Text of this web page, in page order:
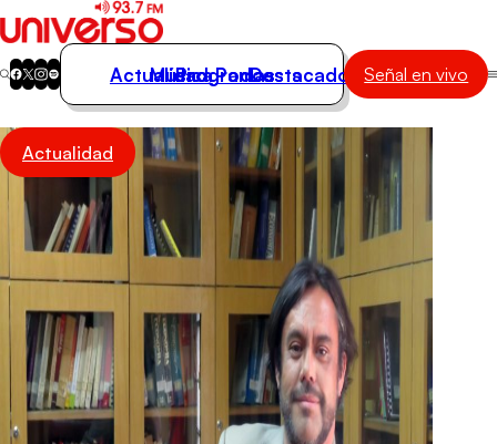
Actualidad
Música
Programas
Podcasts
Destacados
Actualidad
Música
Programas
Podcasts
Destacados Señal en vivo
Actualidad